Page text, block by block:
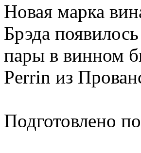
Новая марка
Брэда
пары в винном
Perrin из
Подготовлено